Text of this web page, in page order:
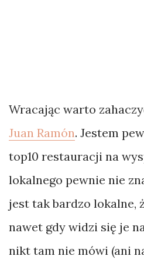
Wracając warto
Juan Ramón. Jestem
top10 restauracji na
lokalnego pewnie nie
jest tak bardzo lokalne,
nawet gdy widzi się je
nikt tam nie mówi (ani